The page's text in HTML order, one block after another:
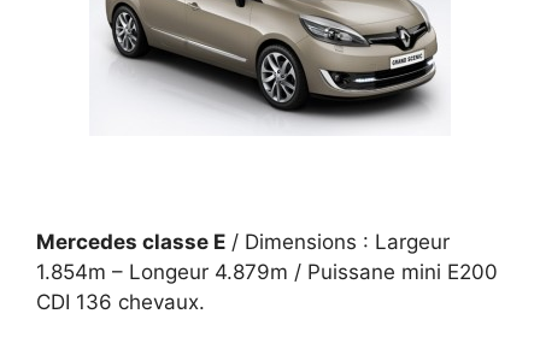
Mercedes classe E / Dimensions : Largeur
1.854m – Longeur 4.879m / Puissane mini E200
CDI 136 chevaux.